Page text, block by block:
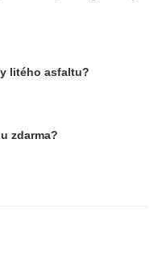
litého asfaltu?
zdarma?